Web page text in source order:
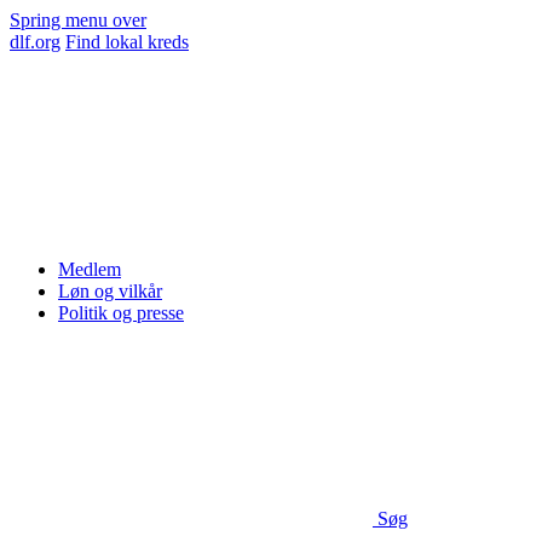
Spring menu over
dlf.org Find lokal kreds
Medlem
Løn og vilkår
Politik og presse
Søg